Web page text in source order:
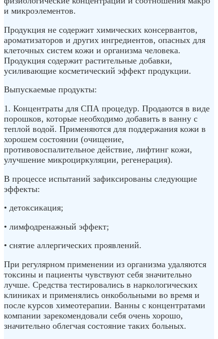
и микроэлементов.
Продукция не содержит химических консервантов,
ароматизаторов и других ингредиентов, опасных для
клеточных систем кожи и организма человека.
Продукция содержит растительные добавки,
усиливающие косметический эффект продукции.
Выпускаемые продукты:
1. Концентраты для СПА процедур. Продаются в виде
порошков, которые необходимо добавить в ванну с
теплой водой. Применяются для поддержания кожи в
хорошем состоянии (очищение,
противовоспалительное действие, лифтинг кожи,
улучшение микроциркуляции, регенерация).
В процессе испытаний зафиксированы следующие
эффекты:
• детоксикация;
• лимфодренажный эффект;
• снятие аллергических проявлений.
При регулярном применении из организма удаляются
токсины и пациенты чувствуют себя значительно
лучше. Средства тестировались в наркологических
клиниках и применялись онкобольными во время и
после курсов химеотерапии. Ванны с концентратами
компании зарекомендовали себя очень хорошо,
значительно облегчая состояние таких больных.